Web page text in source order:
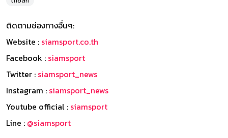
ติดตามช่องทางอื่นๆ:
Website : siamsport.co.th
Facebook : siamsport
Twitter : siamsport_news
Instagram : siamsport_news
Youtube official : siamsport
Line : @siamsport